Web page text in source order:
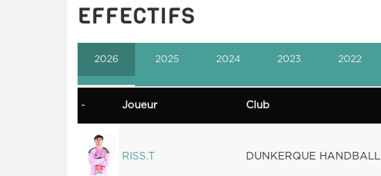
EFFECTIFS
2026 2025 2024 2023 2022
- Joueur Club
RISS.T DUNKERQUE HANDBALL